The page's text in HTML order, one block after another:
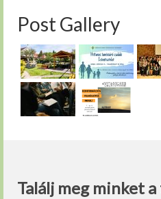
Post Gallery
Találj meg minket